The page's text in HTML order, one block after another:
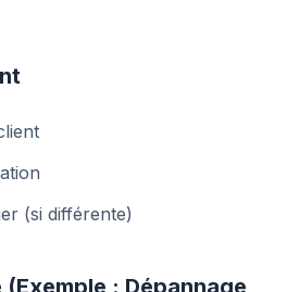
(si différente)
: Dépannage